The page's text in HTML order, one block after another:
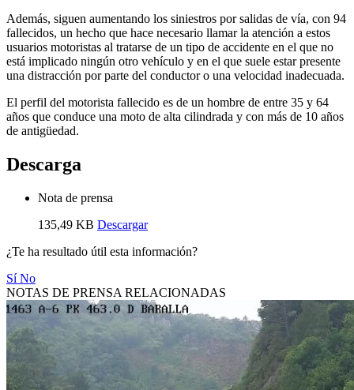
Además, siguen aumentando los siniestros por salidas de vía, con 94
fallecidos, un hecho que hace necesario llamar la atención a estos
usuarios motoristas al tratarse de un tipo de accidente en el que no
está implicado ningún otro vehículo y en el que suele estar presente
una distracción por parte del conductor o una velocidad inadecuada.
El perfil del motorista fallecido es de un hombre de entre 35 y 64
años que conduce una moto de alta cilindrada y con más de 10 años
de antigüedad.
Descarga
Nota de prensa
135,49 KB Descargar
¿Te ha resultado útil esta información?
SíNo
NOTAS DE PRENSA RELACIONADAS